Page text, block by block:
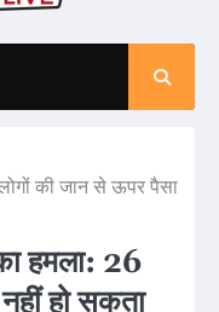
की जान से ऊपर पैसा
हमला: 26
हो सकता